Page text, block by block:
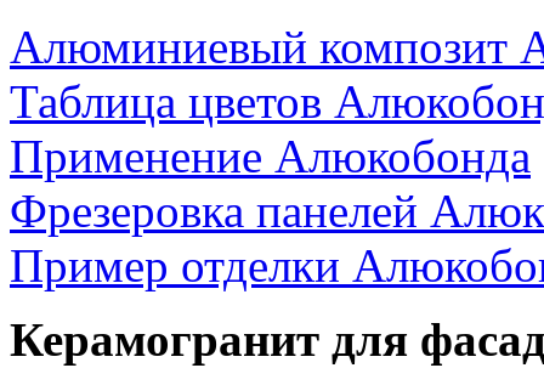
Алюминиевый композит
Таблица цветов
Применение Алюкобонда
Фрезеровка панелей
Пример отделки
Керамогранит для